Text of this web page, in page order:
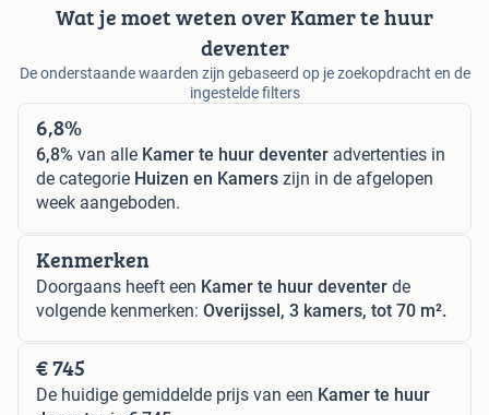
Wat je moet weten over Kamer te huur
deventer
De onderstaande waarden zijn gebaseerd op je zoekopdracht en de
ingestelde filters
6,8%
6,8% van alle Kamer te huur deventer advertenties in
de categorie Huizen en Kamers zijn in de afgelopen
week aangeboden.
Kenmerken
Doorgaans heeft een Kamer te huur deventer de
volgende kenmerken: Overijssel, 3 kamers, tot 70 m².
€ 745
De huidige gemiddelde prijs van een Kamer te huur